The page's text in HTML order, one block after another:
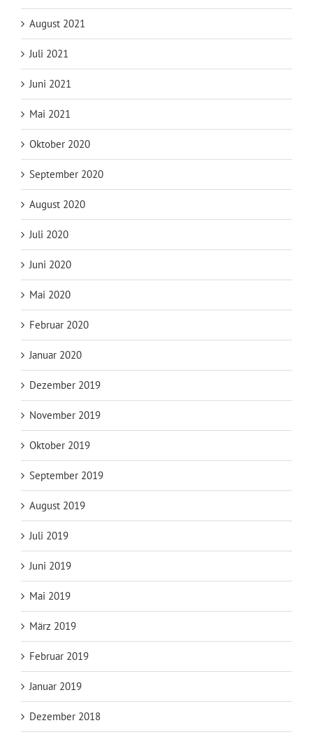
August 2021
Juli 2021
Juni 2021
Mai 2021
Oktober 2020
September 2020
August 2020
Juli 2020
Juni 2020
Mai 2020
Februar 2020
Januar 2020
Dezember 2019
November 2019
Oktober 2019
September 2019
August 2019
Juli 2019
Juni 2019
Mai 2019
März 2019
Februar 2019
Januar 2019
Dezember 2018